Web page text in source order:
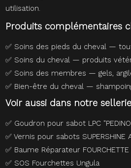
utilisation.
Produits complémentaires
✅ Soins des pieds du cheval —
✅ Soins du cheval — produits
✅ Soins des membres — gels,
✅ Bien-être du cheval —
Voir aussi dans notre sellerie
✅ Goudron pour sabot LPC
✅Vernis pour sabots SUPERSHINE
✅ Baume Réparateur
✅ SOS Fourchettes Ungula